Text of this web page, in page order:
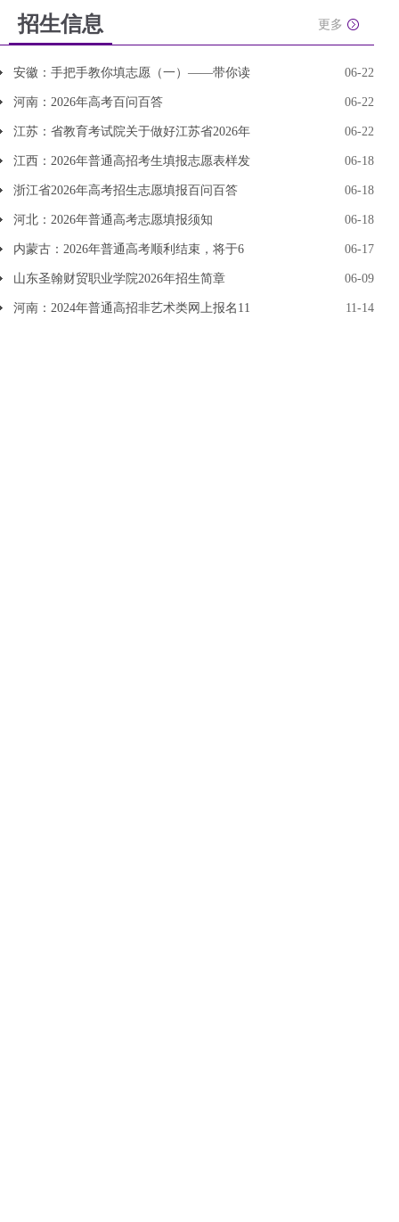
招生信息 更多
安徽：手把手教你填志愿（一）——带你读 06-22
河南：2026年高考百问百答 06-22
江苏：省教育考试院关于做好江苏省2026年 06-22
江西：2026年普通高招考生填报志愿表样发 06-18
浙江省2026年高考招生志愿填报百问百答 06-18
河北：2026年普通高考志愿填报须知 06-18
内蒙古：2026年普通高考顺利结束，将于6 06-17
山东圣翰财贸职业学院2026年招生简章 06-09
河南：2024年普通高招非艺术类网上报名11 11-14